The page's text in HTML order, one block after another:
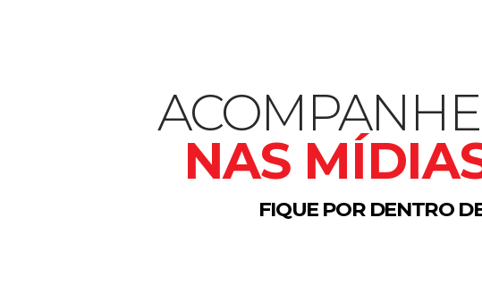
NAS
FIQUE POR DENTRO